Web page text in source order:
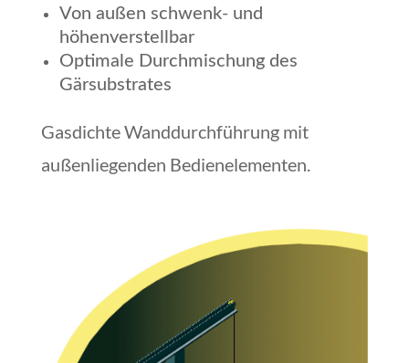
Von außen schwenk- und
höhenverstellbar
Optimale Durchmischung des
Gärsubstrates
Gasdichte Wanddurchführung mit
außenliegenden Bedienelementen.